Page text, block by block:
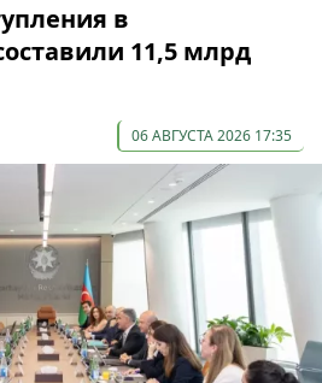
в
11,5 млрд
06 АВГУСТА 2026 17:35